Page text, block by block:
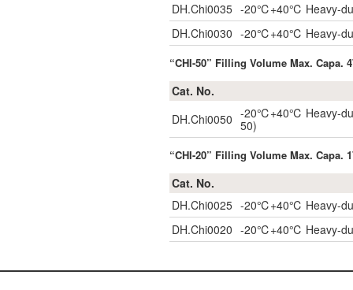
DH.Chi0035 -20℃+40℃ Heavy-
DH.Chi0030 -20℃+40℃ Heavy-
“CHI-50” Filling Volume Max. Capa.
Cat. No.
DH.Chi0050 -20℃+40℃ Heavy-
50)
“CHI-20” Filling Volume Max. Capa.
Cat. No.
DH.Chi0025 -20℃+40℃ Heavy-
DH.Chi0020 -20℃+40℃ Heavy-